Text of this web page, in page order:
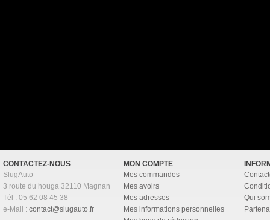
CONTACTEZ-NOUS
SlugAuto
3 route du houga 32110 Magnan
Tél : 05 62 08 45 38
e-Mail : contact@slugauto.fr
MON COMPTE
Mes commandes
Mes avoirs
Mes adresses
Mes informations personnelles
Qui